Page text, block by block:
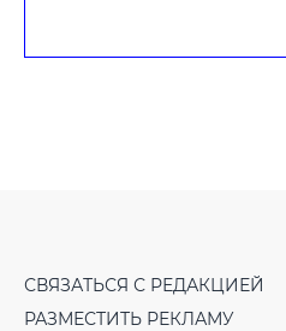
СВЯЗАТЬСЯ С РЕДАКЦИЕЙ
РАЗМЕСТИТЬ РЕКЛАМУ